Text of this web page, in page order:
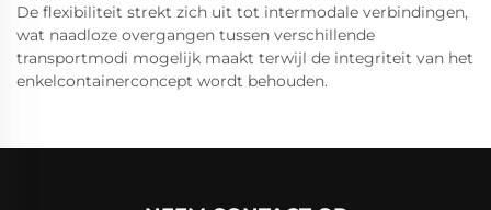
De flexibiliteit strekt zich uit tot intermodale verbindingen,
wat naadloze overgangen tussen verschillende
transportmodi mogelijk maakt terwijl de integriteit van het
enkelcontainerconcept wordt behouden.